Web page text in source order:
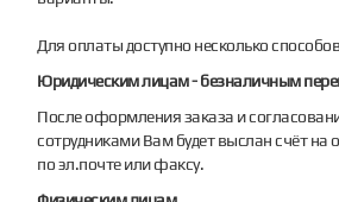
Для оплаты доступно несколько
Юридическим лицам - безналичным
После оформления заказа и
сотрудниками Вам будет выслан счёт на
по эл.почте или факсу.